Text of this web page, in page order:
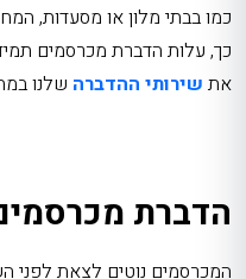
כמו בבתי מלון או מסעדות,
כך, עלות הדברת מכרסמים
את שירותי ההדברה שלנו
הדברת מכרסמים 24 שעות
המכרסמים נוטים לצאת לפני